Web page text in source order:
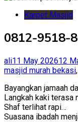
Karpet Masjid
0812-9518-
ali11 May 202612
masjid murah bekasi,
Bayangkan jamaah
Langkah kaki terasa
Shaf terlihat rapi…
Suasana ibadah